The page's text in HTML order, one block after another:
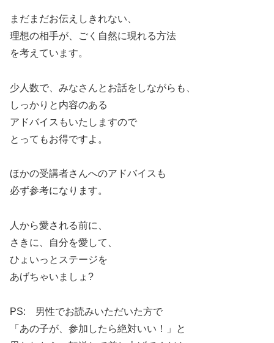
まだまだお伝えしきれない、
理想の相手が、ごく自然に現れる方法
を考えています。
少人数で、みなさんとお話をしながらも、
しっかりと内容のある
アドバイスもいたしますので
とってもお得ですよ。
ほかの受講者さんへのアドバイスも
必ず参考になります。
人から愛される前に、
さきに、自分を愛して、
ひょいっとステージを
あげちゃいましょ?
PS: 男性でお読みいただいた方で
「あの子が、参加したら絶対いい！」と